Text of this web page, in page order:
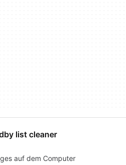
list cleaner
auf dem Computer